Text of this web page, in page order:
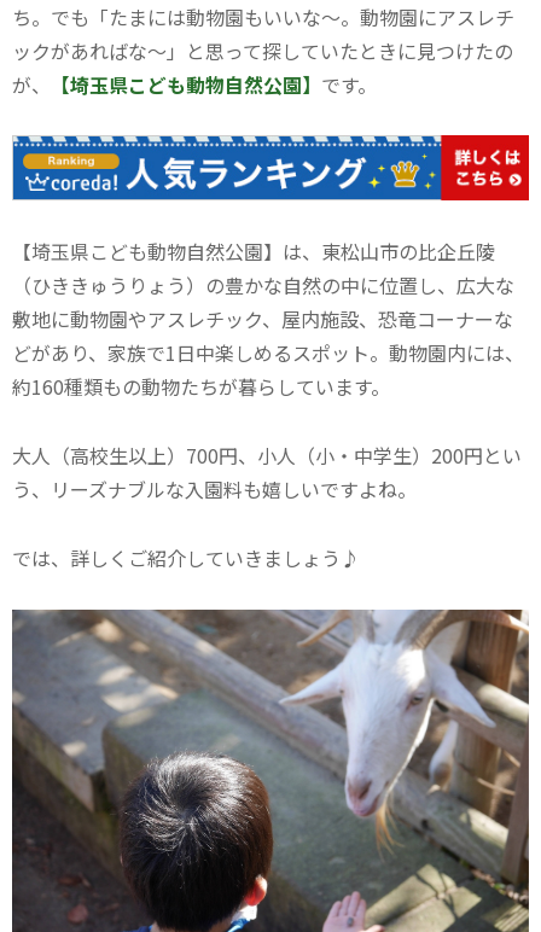
ち。でも「たまには動物園もいいな～。動物園にアスレチ
ックがあればな～」と思って探していたときに見つけたの
が、
【埼玉県こども動物自然公園】 です。
【埼玉県こども動物自然公園】は、東松山市の比企丘陵
（ひききゅうりょう） の豊かな自然の中に位置し、広大な
敷地に動物園やアスレチック、屋内施設、恐竜コーナーな
どがあり、家族で1日中楽しめるスポット。動物園内には、
約160種類もの動物たちが暮らしています。
大人（高校生以上）700円、 小人（小・中学生）200円とい
う、リーズナブルな入園料も嬉しいですよね。
では、詳しくご紹介していきましょう♪